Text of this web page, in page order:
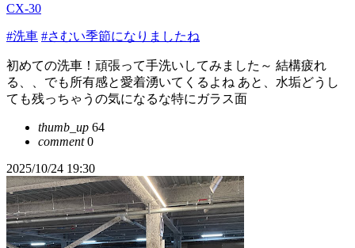
CX-30
#洗車 #さむい季節になりましたね
初めての洗車！頑張って手洗いしてみました～ 結構疲れ
る、、でも所有感と愛着湧いてくるよね あと、水垢どうし
ても残っちゃうの気になるな特にガラス面
thumb_up 64
comment0
2025/10/24 19:30